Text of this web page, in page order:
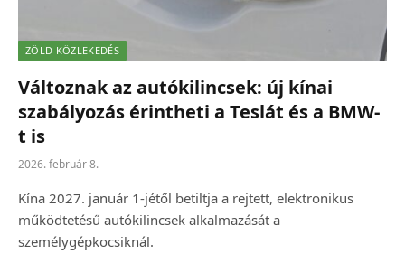
ZÖLD KÖZLEKEDÉS
Változnak az autókilincsek: új kínai
szabályozás érintheti a Teslát és a BMW-
t is
2026. február 8.
Kína 2027. január 1-jétől betiltja a rejtett, elektronikus
működtetésű autókilincsek alkalmazását a
személygépkocsiknál.